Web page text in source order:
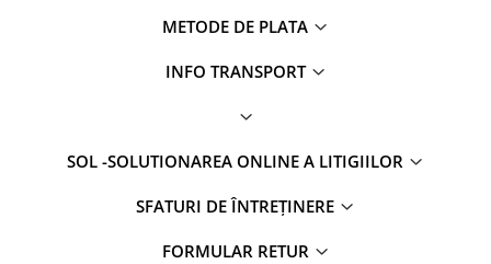
METODE DE PLATA
INFO TRANSPORT
SOL -SOLUTIONAREA ONLINE A LITIGIILOR
SFATURI DE ÎNTREȚINERE
FORMULAR RETUR